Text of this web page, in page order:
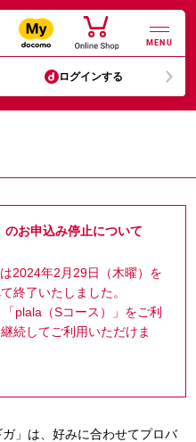
MENU
ログインする
のお申込み停止について
2024年2月29日（木曜）を
終了いたしました。
plala（Sコース）」をご利
続してご利用いただけま
」は、好みに合わせてプロバ